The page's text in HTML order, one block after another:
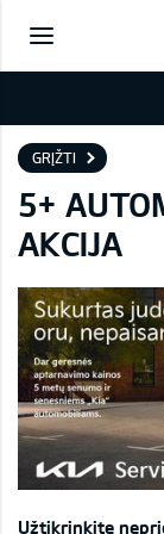
GRĮŽTI
5+
AKCIJA
Užtikrinkite